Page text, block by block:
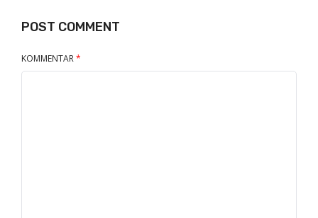
POST COMMENT
KOMMENTAR*